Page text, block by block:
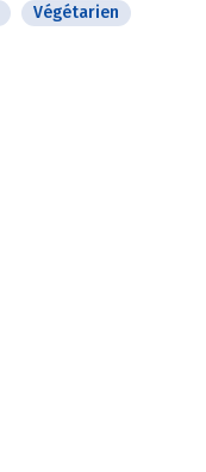
Végétarien